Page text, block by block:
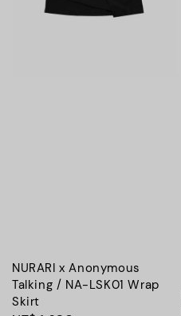
NURARI x Anonymous
Talking / NA-LSK01 Wrap
Skirt